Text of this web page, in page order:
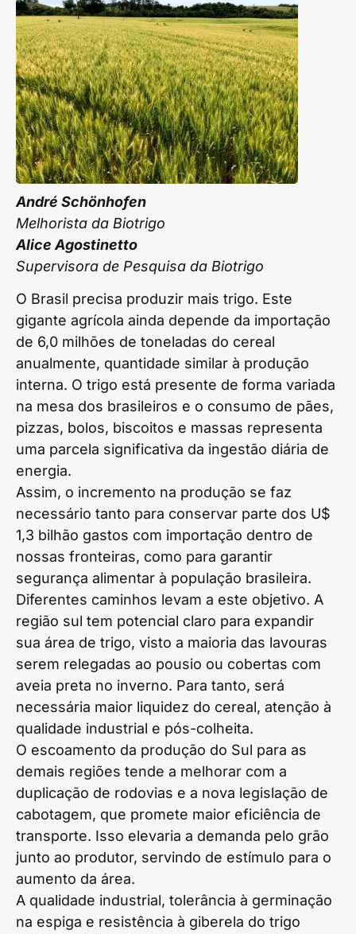
André Schönhofen
Melhorista da Biotrigo
Alice Agostinetto
Supervisora de Pesquisa da Biotrigo
O Brasil precisa produzir mais trigo. Este
gigante agrícola ainda depende da importação
de 6,0 milhões de toneladas do cereal
anualmente, quantidade similar à produção
interna. O trigo está presente de forma variada
na mesa dos brasileiros e o consumo de pães,
pizzas, bolos, biscoitos e massas representa
uma parcela significativa da ingestão diária de
energia.
Assim, o incremento na produção se faz
necessário tanto para conservar parte dos U$
1,3 bilhão gastos com importação dentro de
nossas fronteiras, como para garantir
segurança alimentar à população brasileira.
Diferentes caminhos levam a este objetivo. A
região sul tem potencial claro para expandir
sua área de trigo, visto a maioria das lavouras
serem relegadas ao pousio ou cobertas com
aveia preta no inverno. Para tanto, será
necessária maior liquidez do cereal, atenção à
qualidade industrial e pós-colheita.
O escoamento da produção do Sul para as
demais regiões tende a melhorar com a
duplicação de rodovias e a nova legislação de
cabotagem, que promete maior eficiência de
transporte. Isso elevaria a demanda pelo grão
junto ao produtor, servindo de estímulo para o
aumento da área.
A qualidade industrial, tolerância à germinação
na espiga e resistência à giberela do trigo